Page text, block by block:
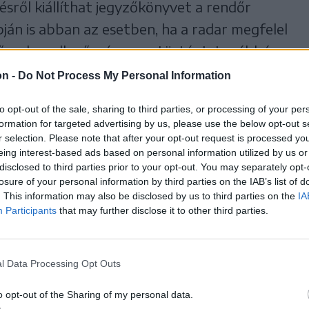
- Do Not Process My Personal Information
opt-out of the sale, sharing to third parties, or processing of your
for targeted advertising by us, please use the below opt-out
selection. Please note that after your opt-out request is processed
interest-based ads based on personal information utilized by us
to third parties prior to your opt-out. You may separately
of your personal information by third parties on the IAB’s list of
This information may also be disclosed by us to third parties on the
Participants that may further disclose it to other third parties.
Data Processing Opt Outs
opt-out of the Sharing of my personal data.
kiállíthat jegyzőkönyvet a rendőr
is abban az esetben, ha a radar megfelel
ellenőrzése megtörtént, továbbá a
a feladat elvégzéséhez – mondta ki az
is voltak már a Krassó-Szörény
Székelyudvarhelyen nem gyakoriak az
az udvarhelyi rendőrkapitányság
vezetője elmondta, ennek oka, hogy
amelyet külön radartechnikus és távoli
miatt a gyorshajtást észlelő
állítja félre a gyorshajtót és írja meg a